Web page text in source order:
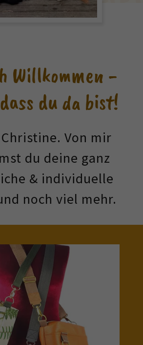
Willkommen -
du da bist!
Von mir
du deine ganz
& individuelle
noch viel mehr.